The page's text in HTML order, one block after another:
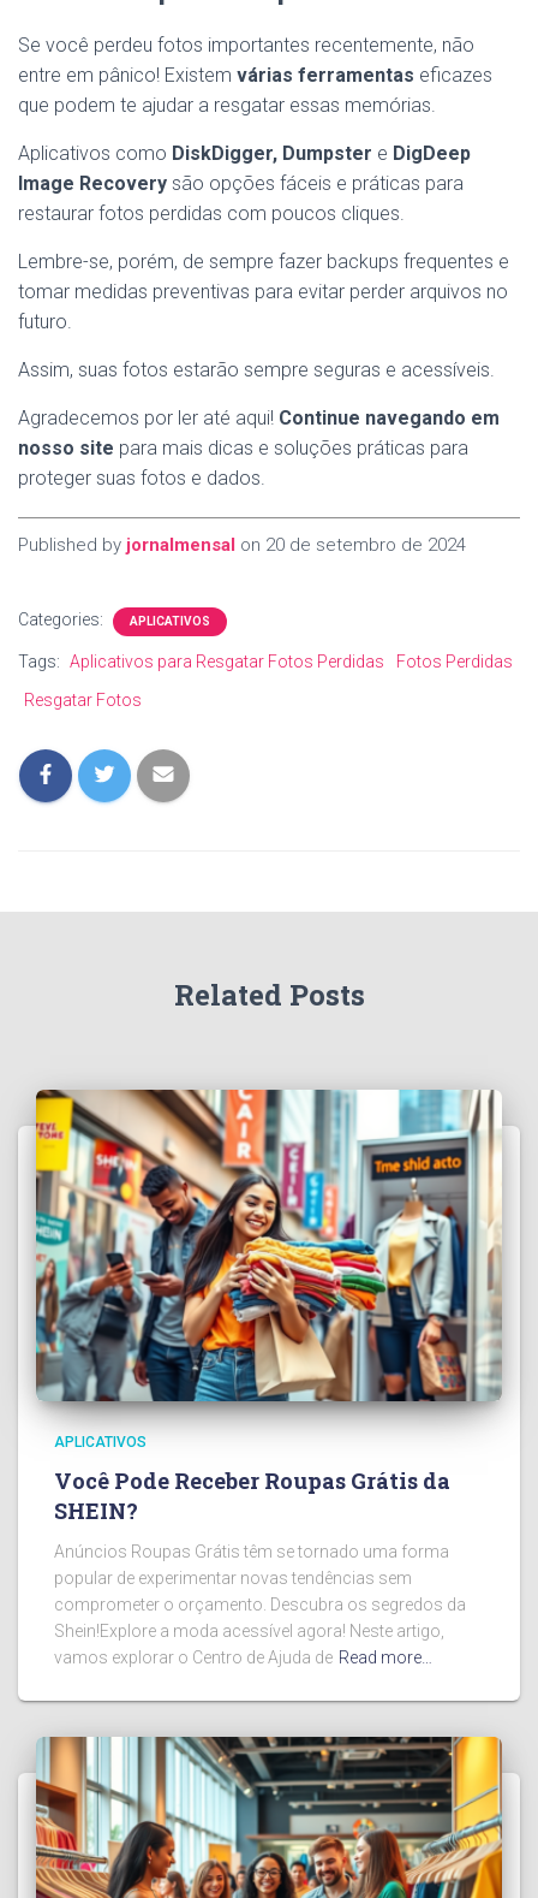
Se você perdeu fotos importantes recentemente, não
entre em pânico! Existem várias ferramentas eficazes
que podem te ajudar a resgatar essas memórias.
Aplicativos como DiskDigger, Dumpster e DigDeep
Image Recovery são opções fáceis e práticas para
restaurar fotos perdidas com poucos cliques.
Lembre-se, porém, de sempre fazer backups frequentes e
tomar medidas preventivas para evitar perder arquivos no
futuro.
Assim, suas fotos estarão sempre seguras e acessíveis.
Agradecemos por ler até aqui! Continue navegando em
nosso site para mais dicas e soluções práticas para
proteger suas fotos e dados.
Published by jornalmensal on 20 de setembro de 2024
Categories: APLICATIVOS
Tags: Aplicativos para Resgatar Fotos Perdidas
Fotos Perdidas
Resgatar Fotos
Related Posts
APLICATIVOS
Você Pode Receber Roupas Grátis da
SHEIN?
Anúncios Roupas Grátis têm se tornado uma forma
popular de experimentar novas tendências sem
comprometer o orçamento. Descubra os segredos da
Shein!Explore a moda acessível agora! Neste artigo,
vamos explorar o Centro de Ajuda de Read more…